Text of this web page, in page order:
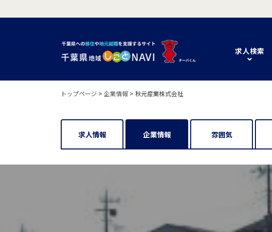
求人検索
トップページ > 企業情報 > 秋元産業株式会社
求人情報 企業情報 雰囲気